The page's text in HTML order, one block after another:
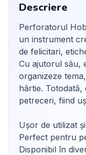
Descriere
Perforatorul
un instrument
de felicitari,
Cu ajutorul său,
organizeze
hârtie.
petreceri, fiind
Ușor de utilizat
Perfect pentru
Disponibil în